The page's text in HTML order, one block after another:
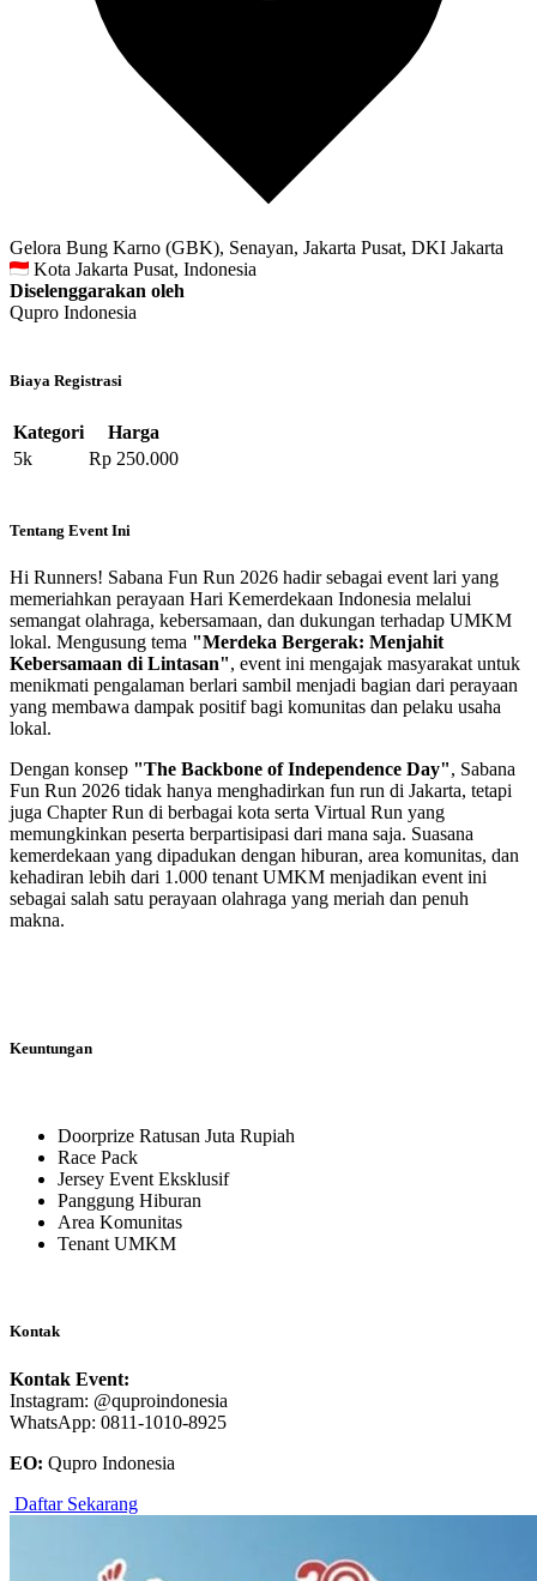
Gelora Bung Karno (GBK), Senayan, Jakarta Pusat, DKI Jakarta
Kota Jakarta Pusat, Indonesia
Diselenggarakan oleh
Qupro Indonesia
Biaya Registrasi
Kategori
Harga
5k
Rp 250.000
Tentang Event Ini
Hi Runners! Sabana Fun Run 2026 hadir sebagai event lari yang
memeriahkan perayaan Hari Kemerdekaan Indonesia melalui
semangat olahraga, kebersamaan, dan dukungan terhadap UMKM
lokal. Mengusung tema "Merdeka Bergerak: Menjahit
Kebersamaan di Lintasan", event ini mengajak masyarakat untuk
menikmati pengalaman berlari sambil menjadi bagian dari perayaan
yang membawa dampak positif bagi komunitas dan pelaku usaha
lokal.
Dengan konsep "The Backbone of Independence Day", Sabana
Fun Run 2026 tidak hanya menghadirkan fun run di Jakarta, tetapi
juga Chapter Run di berbagai kota serta Virtual Run yang
memungkinkan peserta berpartisipasi dari mana saja. Suasana
kemerdekaan yang dipadukan dengan hiburan, area komunitas, dan
kehadiran lebih dari 1.000 tenant UMKM menjadikan event ini
sebagai salah satu perayaan olahraga yang meriah dan penuh
makna.
Keuntungan
Doorprize Ratusan Juta Rupiah
Race Pack
Jersey Event Eksklusif
Panggung Hiburan
Area Komunitas
Tenant UMKM
Kontak
Kontak Event:
Instagram: @quproindonesia
WhatsApp: 0811-1010-8925
EO: Qupro Indonesia
Daftar Sekarang